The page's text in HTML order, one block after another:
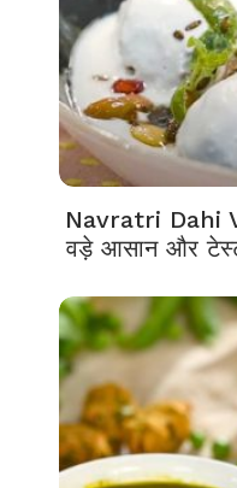
Navratri Dahi
वड़े आसान और